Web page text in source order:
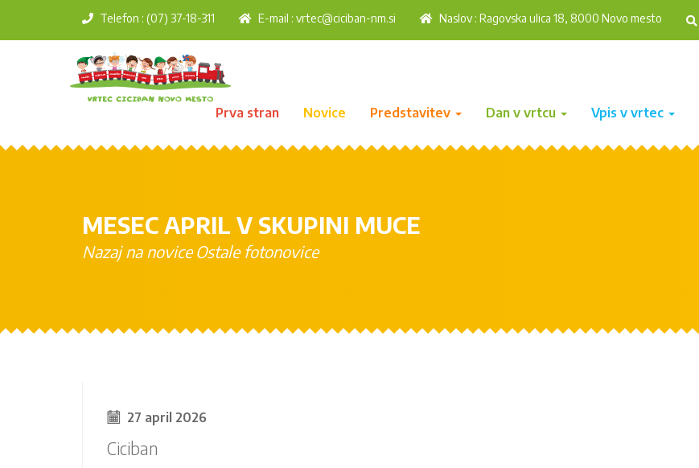
Telefon : (07) 37-18-311 E-mail : vrtec@ciciban-nm.si Naslov : Ragovska ulica 18, 8000 Novo mesto
Prva stran Novice Predstavitev Dan v vrtcu Vpis v vrtec
MESEC APRIL V SKUPINI MUCE
Nazaj na novice Ostale fotonovice
27 april 2026
Ciciban